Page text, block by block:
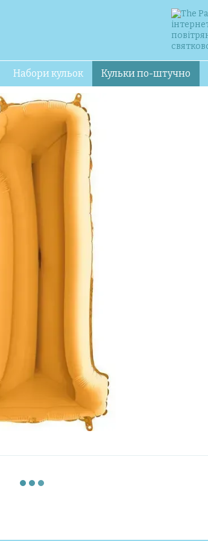
Набори кульок Кульки по-штучно